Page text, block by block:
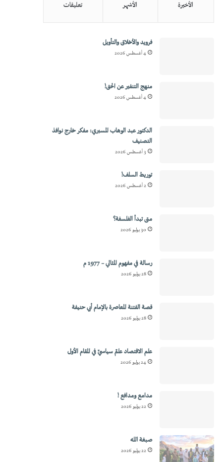
الأخيرة الأشهر تعليقات
فرويد والأخلاق والتأويل
4 أغسطس 2026
منهج التنفير عن الحق!
4 أغسطس 2026
الدكتور عبد الوهاب المسيري: مفكر خارج نوافذ
التصنيف
3 أغسطس 2026
توريط السلف!
2 أغسطس 2026
متى تبدأ الفلسفة؟
30 يوليو 2026
رسالة في مفهوم المثالي – 1977 م
28 يوليو 2026
قصة الفتنة المعاصرة بالإمام أبي حنيفة
28 يوليو 2026
علم الاقتصاد علمٌ سياسيٌ في المقام الأول
24 يوليو 2026
مدامع ومدافع !
22 يوليو 2026
صبغة الله
22 يوليو 2026